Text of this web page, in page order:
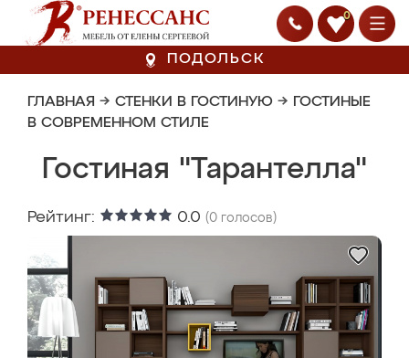
0
ПОДОЛЬСК
ГЛАВНАЯ → СТЕНКИ В ГОСТИНУЮ → ГОСТИНЫЕ
В СОВРЕМЕННОМ СТИЛЕ
Гостиная "Тарантелла"
Рейтинг: 0.0 (0 голосов)